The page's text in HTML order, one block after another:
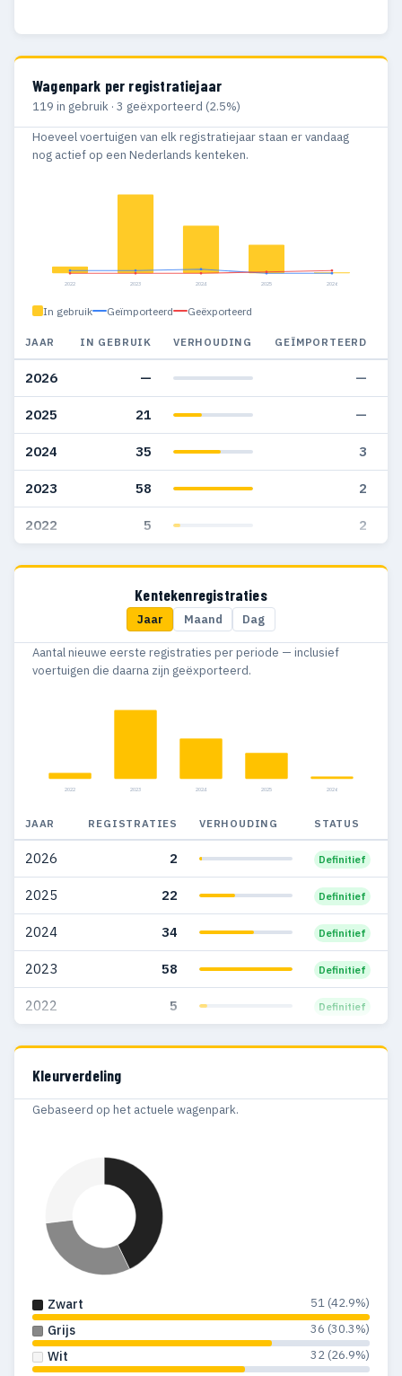
Wagenpark per registratiejaar
119 in gebruik · 3 geëxporteerd (2.5%)
Hoeveel voertuigen van elk registratiejaar staan er vandaag
nog actief op een Nederlands kenteken.
2022 2023 2024 2025 2026
In gebruik Geïmporteerd Geëxporteerd
JAAR IN GEBRUIK VERHOUDING GEÏMPORTEERD
2026 — —
2025 21 —
2024 35 3
2023 58 2
2022 5 2
Kentekenregistraties
Jaar Maand Dag
Aantal nieuwe eerste registraties per periode — inclusief
voertuigen die daarna zijn geëxporteerd.
2022 2023 2024 2025 2026
JAAR REGISTRATIES VERHOUDING STATUS
2026 2 Definitief
2025 22 Definitief
2024 34 Definitief
2023 58 Definitief
2022 5 Definitief
Kleurverdeling
Gebaseerd op het actuele wagenpark.
Zwart 51 (42.9%)
Grijs 36 (30.3%)
Wit 32 (26.9%)